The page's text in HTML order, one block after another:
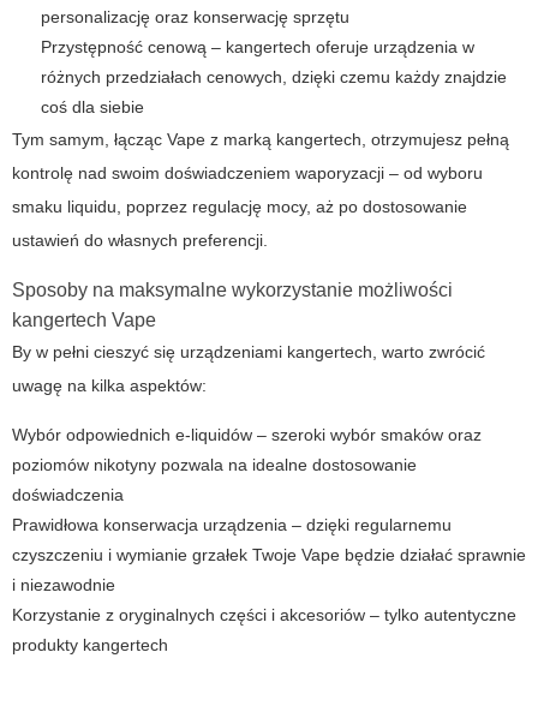
personalizację oraz konserwację sprzętu
Przystępność cenową – kangertech oferuje urządzenia w
różnych przedziałach cenowych, dzięki czemu każdy znajdzie
coś dla siebie
Tym samym, łącząc Vape z marką kangertech, otrzymujesz pełną
kontrolę nad swoim doświadczeniem waporyzacji – od wyboru
smaku liquidu, poprzez regulację mocy, aż po dostosowanie
ustawień do własnych preferencji.
Sposoby na maksymalne wykorzystanie możliwości
kangertech Vape
By w pełni cieszyć się urządzeniami kangertech, warto zwrócić
uwagę na kilka aspektów:
Wybór odpowiednich e-liquidów – szeroki wybór smaków oraz
poziomów nikotyny pozwala na idealne dostosowanie
doświadczenia
Prawidłowa konserwacja urządzenia – dzięki regularnemu
czyszczeniu i wymianie grzałek Twoje Vape będzie działać sprawnie
i niezawodnie
Korzystanie z oryginalnych części i akcesoriów – tylko autentyczne
produkty kangertech